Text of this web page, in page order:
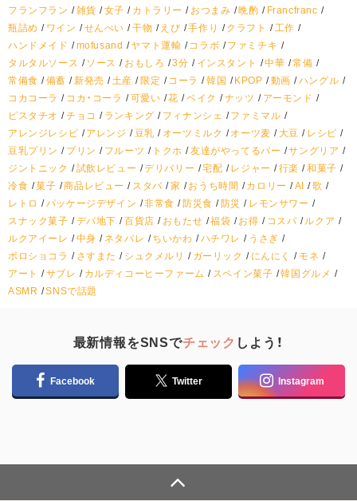
フランフラン
雑貨 女子 カトラリー おつまみ 晩酌
Francfranc
瓶詰め
ワイン せんべい 干物 えび 手作り クラフト
工作
ハンドメイド
mofusand ヤマト運輸 コラボ
ファミチキ
タルタルソース
ソース おもしろ 3分 インスタント 中華 常備
常備食
備蓄 新発売 土産 限定 コーラ 韓国 KPOP 動画
ハングル
コカコーラ
コカ・コーラ 可愛い 花 ベイク ナッツ
アーモンド
ピスタチオ
チョコ ランキング フィナンシェ
ファミマル
アレンジレシピ
アレンジ 豆乳 オーツミルク オーツ麦 大豆
レシピ
豆乳プリン
プリン フルーツ トクホ 友達がやってるバー
サングリア
ジントニック
試飲レビュー デリバリー 宅配 レジャー 行楽
和菓子
冷食 菓子 商品レビュー スタバ 家 おうち時間 カロリー AI
歌
レトロ
パッケージデザイン 非常食 防災食 防災
レモンサワー
スナック菓子
デパ地下 百貨店 おもたせ 福袋 お得 コスパ
ルクア
ルクアイーレ
中身 ネタバレ ちいかわ ハチワレ
うさぎ
ポロショコラ
さすまた シュクメルリ ガーリック にんにく
モネ
アート
サブレ カルディコーヒーファーム スペイン菓子 韓国グルメ
ASMR
SNSで話題
最新情報をSNSでチェック しよう！
Facebook Twitter Instagram